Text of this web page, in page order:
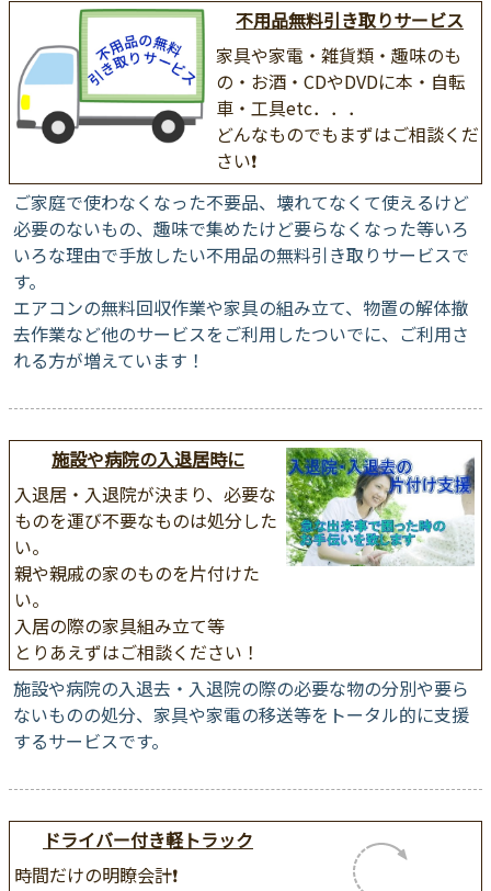
不用品無料引き取りサービス
家具や家電・雑貨類・趣味のも
の・お酒・CDやDVDに本・自転
車・工具etc．．．
どんなものでもまずはご相談くだ
さい❗
ご家庭で使わなくなった不要品、壊れてなくて使えるけど
必要のないもの、趣味で集めたけど要らなくなった等いろ
いろな理由で手放したい不用品の無料引き取りサービスで
す。
エアコンの無料回収作業や家具の組み立て、物置の解体撤
去作業など他のサービスをご利用したついでに、ご利用さ
れる方が増えています！
施設や病院の入退居時に
入退居・入退院が決まり、必要な
ものを運び不要なものは処分した
い。
親や親戚の家のものを片付けた
い。
入居の際の家具組み立て等
とりあえずはご相談ください！
施設や病院の入退去・入退院の際の必要な物の分別や要ら
ないものの処分、家具や家電の移送等をトータル的に支援
するサービスです。
ドライバー付き軽トラック
時間だけの明瞭会計❗